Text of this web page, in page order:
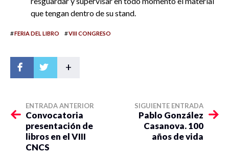
que tengan dentro de su stand.
#FERIA DEL LIBRO #VIII CONGRESO
+
ENTRADA ANTERIOR
Convocatoria
presentación de
libros en el VIII
CNCS
SIGUIENTE ENTRADA
Pablo González
Casanova. 100
años de vida